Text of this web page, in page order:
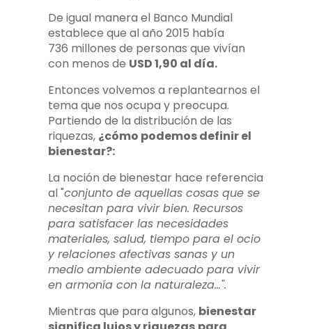
De igual manera el Banco Mundial
establece que al año 2015 había
736 millones de personas que vivían
con menos de USD 1,90 al día.
Entonces volvemos a replantearnos el
tema que nos ocupa y preocupa.
Partiendo de la distribución de las
riquezas, ¿cómo podemos definir el
bienestar?:
La noción de bienestar hace referencia
al "conjunto de aquellas cosas que se
necesitan para vivir bien. Recursos
para satisfacer las necesidades
materiales, salud, tiempo para el ocio
y relaciones afectivas sanas y un
medio ambiente adecuado para vivir
en armonía con la naturaleza…".
Mientras que para algunos, bienestar